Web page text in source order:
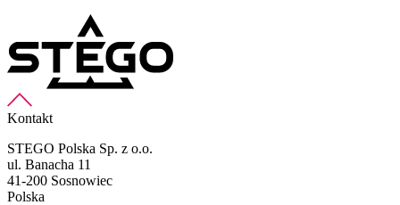
Kontakt
STEGO Polska Sp. z o.o.
ul. Banacha 11
41-200 Sosnowiec
Polska